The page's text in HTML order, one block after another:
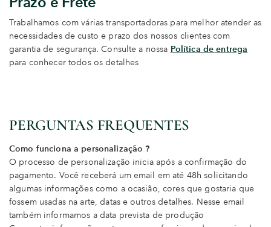
Trabalhamos com várias transportadoras para melhor atender as
necessidades de custo e prazo dos nossos clientes com
garantia de segurança. Consulte a nossa Política de entrega
para conhecer todos os detalhes
PERGUNTAS FREQUENTES
Como funciona a personalização ?
O processo de personalização inicia após a confirmação do
pagamento. Você receberá um email em até 48h solicitando
algumas informações como a ocasião, cores que gostaria que
fossem usadas na arte, datas e outros detalhes. Nesse email
também informamos a data prevista de produção